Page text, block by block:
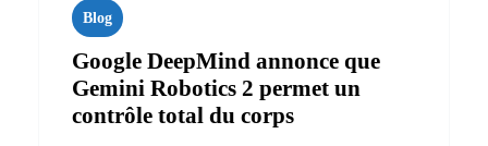
Blog
Google DeepMind annonce que
Gemini Robotics 2 permet un
contrôle total du corps